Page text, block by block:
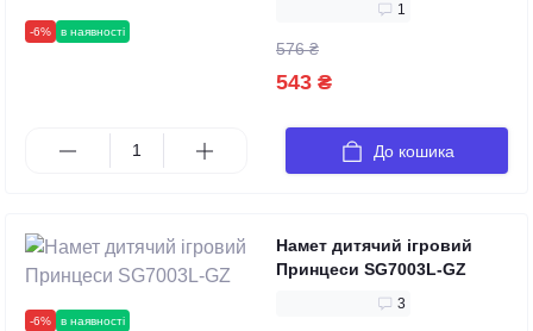
-6% в наявності
1
576 ₴
543 ₴
До кошика
-6% в наявності
Намет дитячий ігровий
Принцеси SG7003L-GZ
3